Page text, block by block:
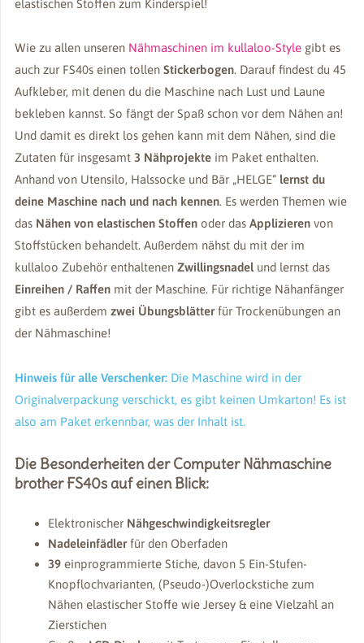
elastischen Stoffen zum Kinderspiel!
Wie zu allen unseren Nähmaschinen im kullaloo-Stylegibt es
auch zur FS40s einen tollen Stickerbogen. Darauf findest du 45
Aufkleber, mit denen du die Maschine nach Lust und Laune
bekleben kannst. So fängt der Spaß schon vor dem Nähen an!
Und damit es direkt los gehen kann mit dem Nähen, sind die
Zutaten für insgesamt 3 Nähprojekteim Paket enthalten.
Anhand von Utensilo, Halssocke und Bär „HELGE“ lernst du
deine Maschine nach und nach kennen. Es werden Themen wie
das Nähen von elastischen Stoffenoder das Applizierenvon
Stoffstücken behandelt. Außerdem nähst du mit der im
kullaloo Zubehör enthaltenen Zwillingsnadelund lernst das
Einreihen / Raffenmit der Maschine. Für richtige Nähanfänger
gibt es außerdem zwei Übungsblätterfür Trockenübungen an
der Nähmaschine!
Hinweis für alle Verschenker:Die Maschine wird in der
Originalverpackung verschickt, es gibt keinen Umkarton! Es ist
also am Paket erkennbar, was der Inhalt ist.
Die Besonderheiten der Computer Nähmaschine
brother FS40s auf einen Blick:
Elektronischer Nähgeschwindigkeitsregler
Nadeleinfädlerfür den Oberfaden
39 einprogrammierte Stiche, davon 5 Ein-Stufen-
Knopflochvarianten, (Pseudo-)Overlockstiche zum
Nähen elastischer Stoffe wie Jersey & eine Vielzahl an
Zierstichen